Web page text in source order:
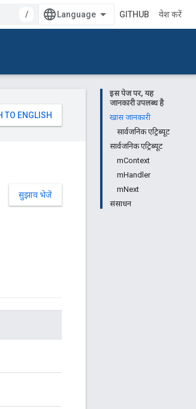
/ GITHUB प्रवेश करें
इस पेज पर, यह
जानकारी उपलब्ध है
खास जानकारी
सार्वजनिक एट्रिब्यूट
सार्वजनिक एट्रिब्यूट
mContext
mHandler
mNext
संसाधन
सुझाव भेजें